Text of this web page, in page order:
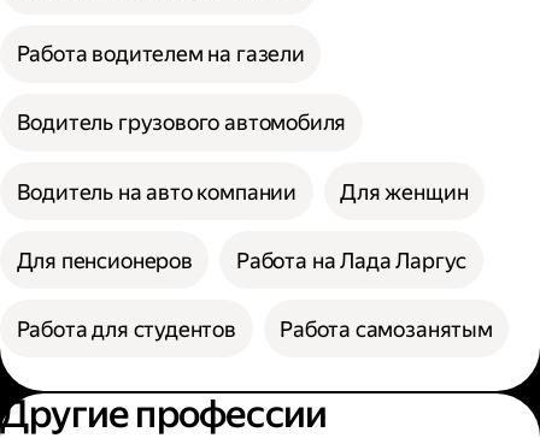
Работа водителем на газели
Водитель грузового автомобиля
Водитель на авто компании Для женщин
Для пенсионеров Работа на Лада Ларгус
Работа для студентов Работа самозанятым
Другие профессии